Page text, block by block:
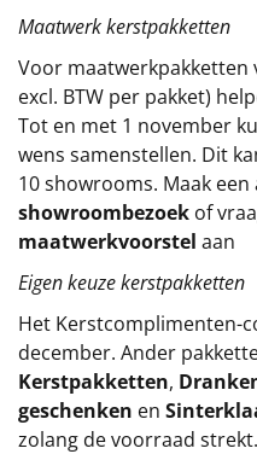
Alle overige
Maatwerk kerstpakketten
Voor maatwerkpakketten
excl. BTW per pakket)
Tot en met 1 november
wens samenstellen. Dit
10 showrooms. Maak
showroombezoek of
maatwerkvoorstel aan
Eigen keuze kerstpakketten
Het Kerstcomplimenten-
december. Ander
Kerstpakketten,
geschenken en
zolang de voorraad strekt.